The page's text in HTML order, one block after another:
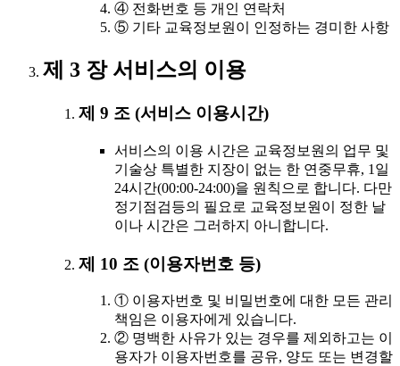
④ 전화번호 등 개인 연락처
⑤ 기타 교육정보원이 인정하는 경미한 사항
제 3 장 서비스의 이용
제 9 조 (서비스 이용시간)
서비스의 이용 시간은 교육정보원의 업무 및
기술상 특별한 지장이 없는 한 연중무휴, 1일
24시간(00:00-24:00)을 원칙으로 합니다. 다만
정기점검등의 필요로 교육정보원이 정한 날
이나 시간은 그러하지 아니합니다.
제 10 조 (이용자번호 등)
① 이용자번호 및 비밀번호에 대한 모든 관리
책임은 이용자에게 있습니다.
② 명백한 사유가 있는 경우를 제외하고는 이
용자가 이용자번호를 공유, 양도 또는 변경할